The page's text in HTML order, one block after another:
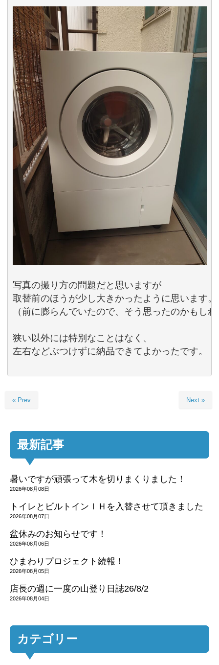
写真の撮り方の問題だと思いますが
取替前のほうが少し大きかったように思います。
（前に膨らんでいたので、そう思ったのかもし
狭い以外には特別なことはなく、
左右などぶつけずに納品できてよかったです。
« Prev Next »
最新記事
暑いですが頑張って木を切りまくりました！
2026年08月08日
トイレとビルトインＩＨを入替させて頂きました
2026年08月07日
盆休みのお知らせです！
2026年08月06日
ひまわりプロジェクト続報！
2026年08月05日
店長の週に一度の山登り日誌26/8/2
2026年08月04日
カテゴリー